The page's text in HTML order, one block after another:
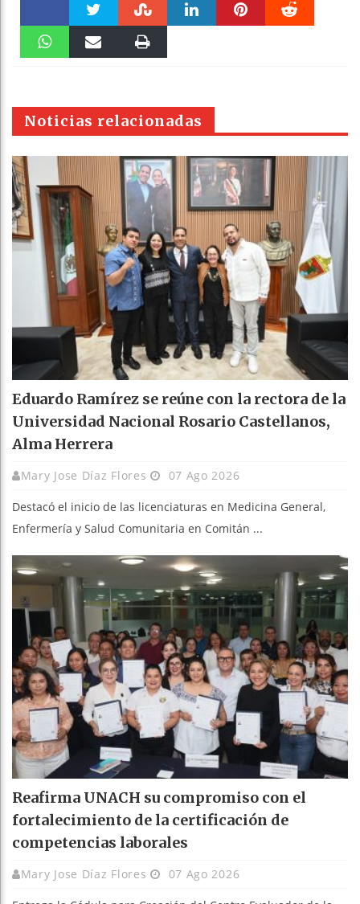
Faceboo Twitter Stumble
pt
Noticias relacionadas
Eduardo Ramírez se reúne con la rectora de la
Universidad Nacional Rosario Castellanos,
Alma Herrera
Mary Jose Díaz Flores 07 Ago 2026
Destacó el inicio de las licenciaturas en Medicina General,
Enfermería y Salud Comunitaria en Comitán ...
Reafirma UNACH su compromiso con el
fortalecimiento de la certificación de
competencias laborales
Mary Jose Díaz Flores 07 Ago 2026